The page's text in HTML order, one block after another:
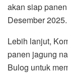
akan siap
Desember 2025.
Lebih lanjut,
panen jagung
Bulog untuk